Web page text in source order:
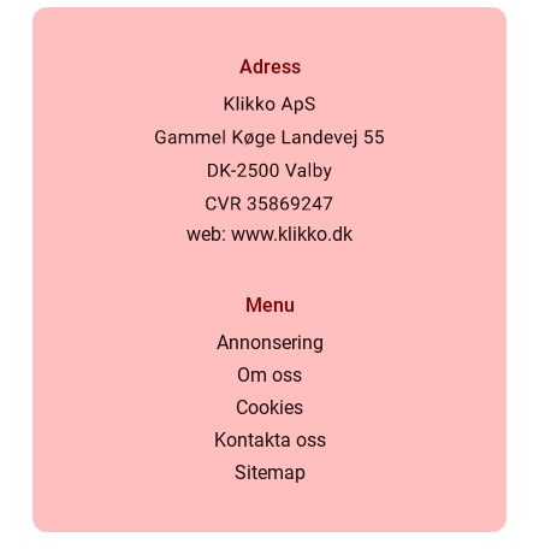
Adress
web: www.klikko.dk
Menu
Annonsering
Om oss
Cookies
Kontakta oss
Sitemap